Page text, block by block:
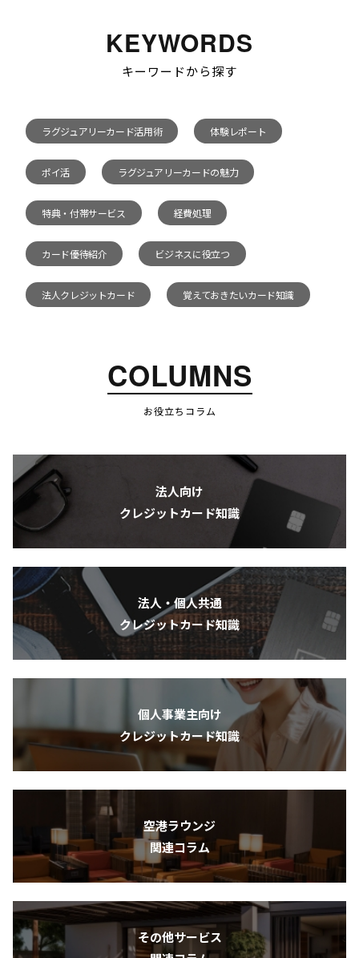
KEYWORDS
キーワードから探す
ラグジュアリーカード活用術 体験レポート
ポイ活 ラグジュアリーカードの魅力
特典・付帯サービス 経費処理
カード優待紹介 ビジネスに役立つ
法人クレジットカード 覚えておきたいカード知識
COLUMNS
お役立ちコラム
法人向け
クレジットカード知識
法人・個人共通
クレジットカード知識
個人事業主向け
クレジットカード知識
空港ラウンジ
関連コラム
その他サービス